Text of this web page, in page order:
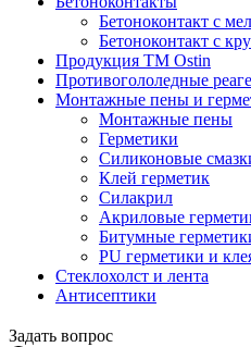
Бетоноконтакт с
Бетоноконтакт с
Продукция ТМ Ostin
Противогололедные
Монтажные пены и
Монтажные пены
Герметики
Силиконовые
Клей герметик
Силакрил
Акриловые
Битумные
PU герметики и
Стеклохолст и лента
Антисептики
Задать вопрос